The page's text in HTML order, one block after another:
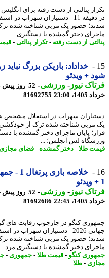
در دقیقه 11 - دستیاران سهراب در
حضور یک مربی شناخته شده ترک از
دختر گمشده با دستگیری ...
از دست رفته -تکرار پنالتی-قیمت
خداداد: بازیکن بزرگ نباید زود
+ ویدئو
نیوز-ورزشی-
23:00
81692755
سهراب در استقلال مشخص
شناخته شده ترک از خودکشی
پایان ماجرای دختر گمشده با
لس آنجلس؛ ...
طلا-دختر گمشده-فضای مجازی-
خلاصه بازی پرتغال
نیوز-ورزشی-
22:45
81692686
جهانی 2026 - دستیاران سهراب در
حضور یک مربی شناخته شده ترک از
دختر گمشده با دستگیری مرد ...
کنگو-قیمت طلا-جمهوری- جام
- طلا